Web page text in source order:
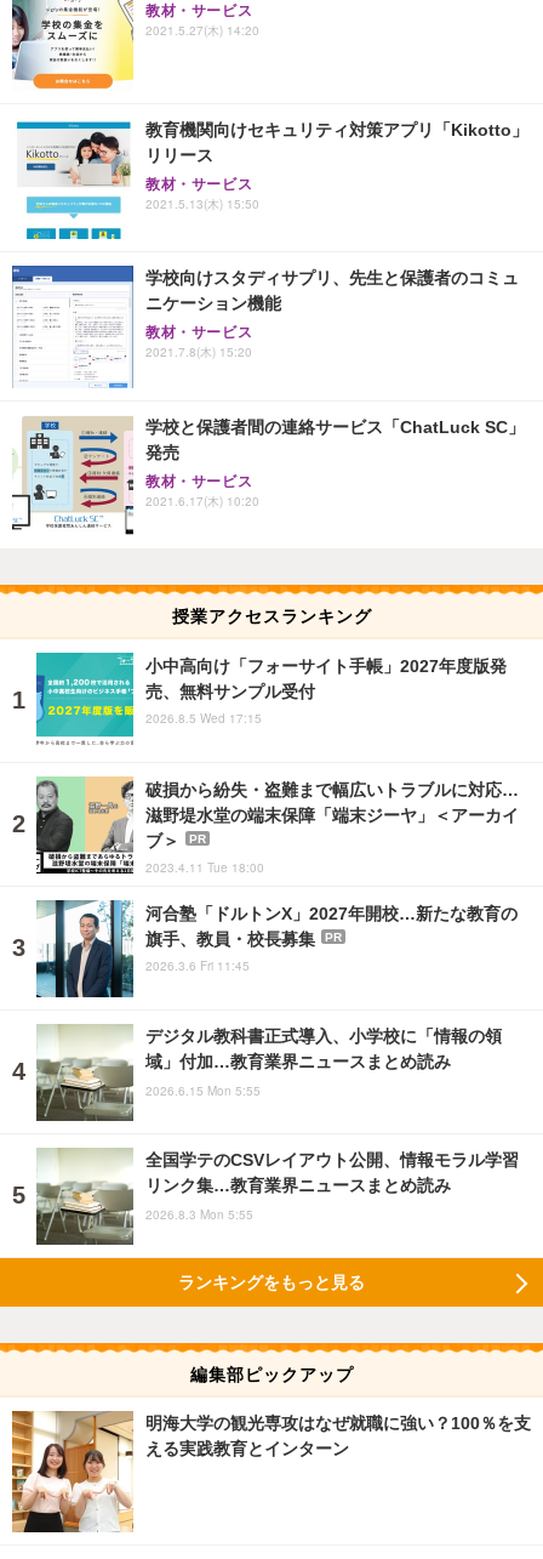
教材・サービス
2021.5.27(木) 14:20
教育機関向けセキュリティ対策アプリ「Kikotto」
リリース
教材・サービス
2021.5.13(木) 15:50
学校向けスタディサプリ、先生と保護者のコミュ
ニケーション機能
教材・サービス
2021.7.8(木) 15:20
学校と保護者間の連絡サービス「ChatLuck SC」
発売
教材・サービス
2021.6.17(木) 10:20
授業アクセスランキング
小中高向け「フォーサイト手帳」2027年度版発
売、無料サンプル受付
2026.8.5 Wed 17:15
破損から紛失・盗難まで幅広いトラブルに対応…
滋野堤水堂の端末保障「端末ジーヤ」＜アーカイ
ブ＞
PR
2023.4.11 Tue 18:00
河合塾「ドルトンX」2027年開校…新たな教育の
旗手、教員・校長募集
PR
2026.3.6 Fri 11:45
デジタル教科書正式導入、小学校に「情報の領
域」付加…教育業界ニュースまとめ読み
2026.6.15 Mon 5:55
全国学テのCSVレイアウト公開、情報モラル学習
リンク集…教育業界ニュースまとめ読み
2026.8.3 Mon 5:55
ランキングをもっと見る
編集部ピックアップ
明海大学の観光専攻はなぜ就職に強い？100％を支
える実践教育とインターン